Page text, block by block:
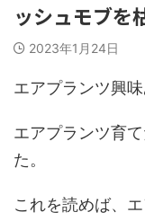
ッシュモブを
2023年1月24日
エアプランツ興
エアプランツ育
た。
これを読めば、